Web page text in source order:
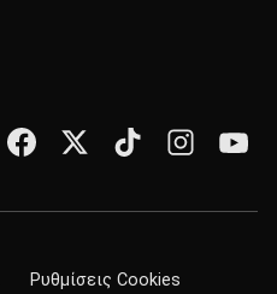
Ρυθμίσεις Cookies